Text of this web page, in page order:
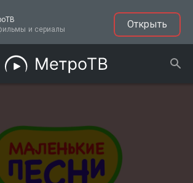
и сериалы
Открыть